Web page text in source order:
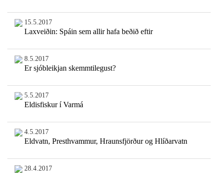
15.5.2017
Laxveiðin: Spáin sem allir hafa beðið eftir
8.5.2017
Er sjóbleikjan skemmtilegust?
5.5.2017
Eldisfiskur í Varmá
4.5.2017
Eldvatn, Presthvammur, Hraunsfjörður og Hlíðarvatn
28.4.2017